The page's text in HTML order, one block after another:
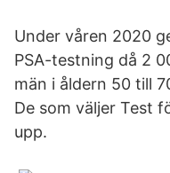
Under våren 2020
PSA-testning då 2
män i åldern 50 till
De som väljer Test
upp.